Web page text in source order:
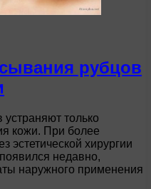
рубцов
только
кожи. При более
эстетической хирургии
недавно,
наружного применения